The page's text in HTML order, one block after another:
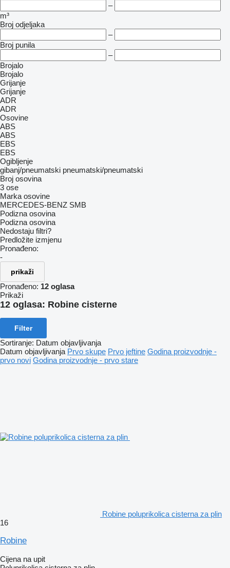
–
m³
Broj odjeljaka
–
Broj punila
–
Brojalo
Brojalo
Grijanje
Grijanje
ADR
ADR
Osovine
ABS
ABS
EBS
EBS
Ogibljenje
gibanj/pneumatski pneumatski/pneumatski
Broj osovina
3 ose
Marka osovine
MERCEDES-BENZ SMB
Podizna osovina
Podizna osovina
Nedostaju filtri?
Predložite izmjenu
Pronađeno:
-
prikaži
Pronađeno: 12 oglasa
Prikaži
12 oglasa: Robine cisterne
Filter
Sortiranje: Datum objavljivanja
Datum objavljivanja Prvo skupe Prvo jeftine Godina proizvodnje -
prvo novi Godina proizvodnje - prvo stare
Robine poluprikolica cisterna za plin
16
Robine
Cijena na upit